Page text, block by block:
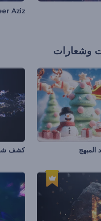
Aziz
وشعارات
المبهج كشف